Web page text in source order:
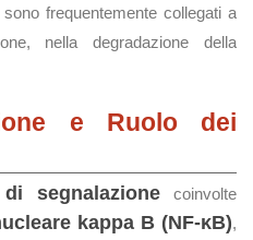
sono frequentemente collegati a
nella degradazione della
e Ruolo dei
segnalazione coinvolte
kappa B (NF-κB),